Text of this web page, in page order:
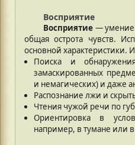
Восприятие
Восприятие — умение
общая острота чувств.
основной характеристики.
Поиска и
замаскированных
и немагических) и даже
Распознание лжи и
Чтения чужой речи по
Ориентировка в
например, в тумане или